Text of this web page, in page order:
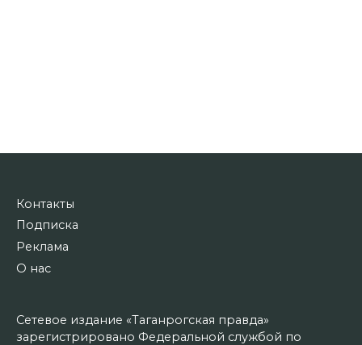
Контакты
Подписка
Реклама
О нас
Сетевое издание «Таганрогская правда»
зарегистрировано Федеральной службой по